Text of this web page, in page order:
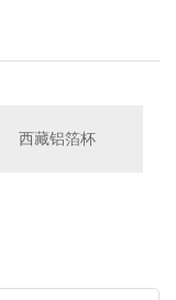
西藏铝箔杯